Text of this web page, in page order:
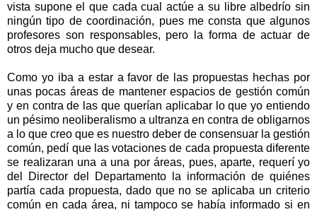
vista supone el que cada cual actúe a su libre albedrío sin
ningún tipo de coordinación, pues me consta que algunos
profesores son responsables, pero la forma de actuar de
otros deja mucho que desear.
Como yo iba a estar a favor de las propuestas hechas por
unas pocas áreas de mantener espacios de gestión común
y en contra de las que querían aplicabar lo que yo entiendo
un pésimo neoliberalismo a ultranza en contra de obligarnos
a lo que creo que es nuestro deber de consensuar la gestión
común, pedí que las votaciones de cada propuesta diferente
se realizaran una a una por áreas, pues, aparte, requerí yo
del Director del Departamento la información de quiénes
partía cada propuesta, dado que no se aplicaba un criterio
común en cada área, ni tampoco se había informado si en